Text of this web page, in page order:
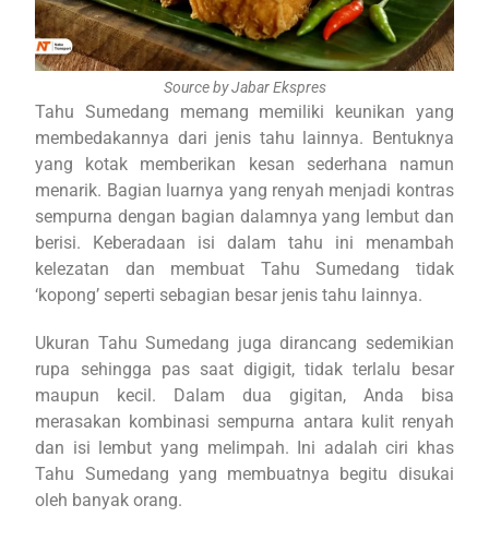
Source by Jabar Ekspres
Tahu Sumedang memang memiliki keunikan yang
membedakannya dari jenis tahu lainnya. Bentuknya
yang kotak memberikan kesan sederhana namun
menarik. Bagian luarnya yang renyah menjadi kontras
sempurna dengan bagian dalamnya yang lembut dan
berisi. Keberadaan isi dalam tahu ini menambah
kelezatan dan membuat Tahu Sumedang tidak
‘kopong’ seperti sebagian besar jenis tahu lainnya.
Ukuran Tahu Sumedang juga dirancang sedemikian
rupa sehingga pas saat digigit, tidak terlalu besar
maupun kecil. Dalam dua gigitan, Anda bisa
merasakan kombinasi sempurna antara kulit renyah
dan isi lembut yang melimpah. Ini adalah ciri khas
Tahu Sumedang yang membuatnya begitu disukai
oleh banyak orang.